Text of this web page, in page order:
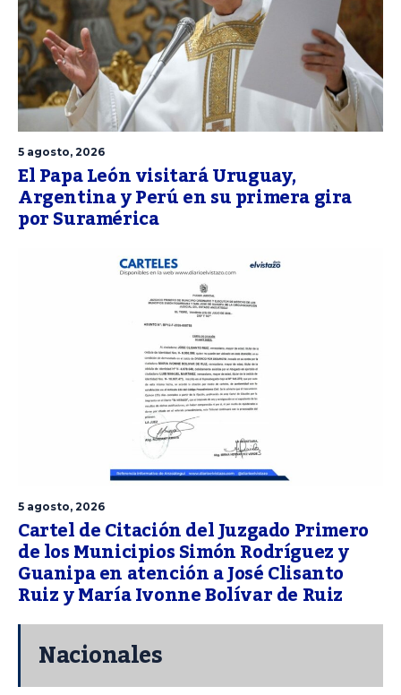
5 agosto, 2026
El Papa León visitará Uruguay,
Argentina y Perú en su primera gira
por Suramérica
5 agosto, 2026
Cartel de Citación del Juzgado Primero
de los Municipios Simón Rodríguez y
Guanipa en atención a José Clisanto
Ruiz y María Ivonne Bolívar de Ruiz
Nacionales